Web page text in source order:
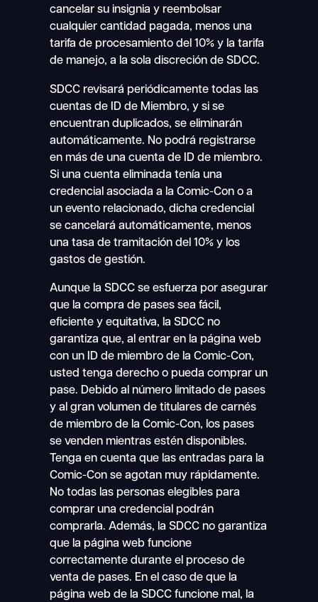
cancelar su insignia y reembolsar
cualquier cantidad pagada, menos una
tarifa de procesamiento del 10% y la tarifa
de manejo, a la sola discreción de SDCC.
SDCC revisará periódicamente todas las
cuentas de ID de Miembro, y si se
encuentran duplicados, se eliminarán
automáticamente. No podrá registrarse
en más de una cuenta de ID de miembro.
Si una cuenta eliminada tenía una
credencial asociada a la Comic-Con o a
un evento relacionado, dicha credencial
se cancelará automáticamente, menos
una tasa de tramitación del 10% y los
gastos de gestión.
Aunque la SDCC se esfuerza por asegurar
que la compra de pases sea fácil,
eficiente y equitativa, la SDCC no
garantiza que, al entrar en la página web
con un ID de miembro de la Comic-Con,
usted tenga derecho o pueda comprar un
pase. Debido al número limitado de pases
y al gran volumen de titulares de carnés
de miembro de la Comic-Con, los pases
se venden mientras estén disponibles.
Tenga en cuenta que las entradas para la
Comic-Con se agotan muy rápidamente.
No todas las personas elegibles para
comprar una credencial podrán
comprarla. Además, la SDCC no garantiza
que la página web funcione
correctamente durante el proceso de
venta de pases. En el caso de que la
página web de la SDCC funcione mal, la